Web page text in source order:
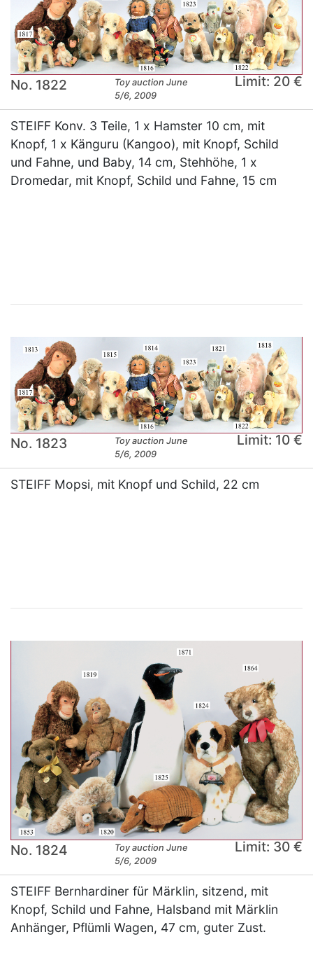
No. 1822
Toy auction June
5/6, 2009
Limit: 20 €
STEIFF Konv. 3 Teile, 1 x Hamster 10 cm, mit
Knopf, 1 x Känguru (Kangoo), mit Knopf, Schild
und Fahne, und Baby, 14 cm, Stehhöhe, 1 x
Dromedar, mit Knopf, Schild und Fahne, 15 cm
No. 1823
Toy auction June
5/6, 2009
Limit: 10 €
STEIFF Mopsi, mit Knopf und Schild, 22 cm
No. 1824
Toy auction June
5/6, 2009
Limit: 30 €
STEIFF Bernhardiner für Märklin, sitzend, mit
Knopf, Schild und Fahne, Halsband mit Märklin
Anhänger, Pflümli Wagen, 47 cm, guter Zust.